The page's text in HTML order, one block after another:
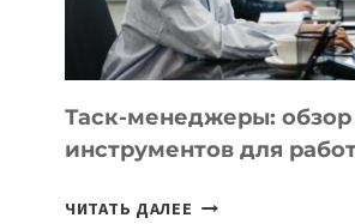
МОЖНО
ПОРУЧИТЬ
УЖЕ
СЕГОДНЯ
Таск-менеджеры:
инструментов для
ЧИТАТЬ ДАЛЕЕ ТАСК-